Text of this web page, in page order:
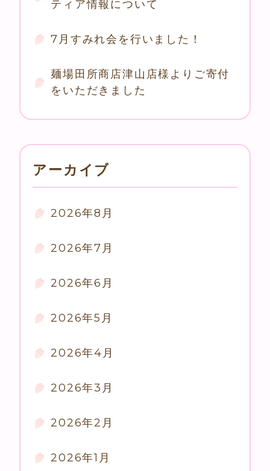
ティア情報について
7月すみれ会を行いました！
麺場田所商店津山店様よりご寄付
をいただきました
アーカイブ
2026年8月
2026年7月
2026年6月
2026年5月
2026年4月
2026年3月
2026年2月
2026年1月